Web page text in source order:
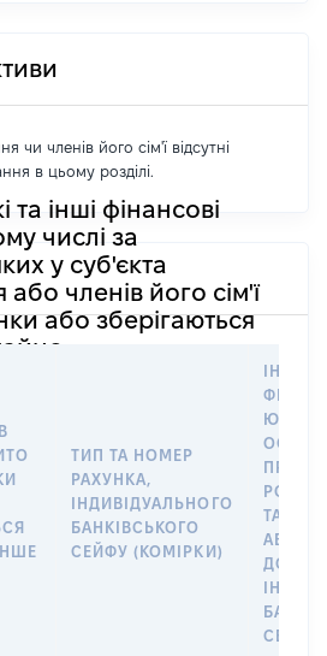
чи членів його сім'ї відсутні
в цьому розділі.
та інші фінансові
числі за
у суб'єкта
членів його сім'ї
або зберігаються
ТИП ТА НОМЕР
РАХУНКА,
ІНДИВІДУАЛЬНОГО
БАНКІВСЬКОГО
СЕЙФУ (КОМІРКИ)
ПРАВО
ТАКИМ
АБО
ДО
СЕЙФУ